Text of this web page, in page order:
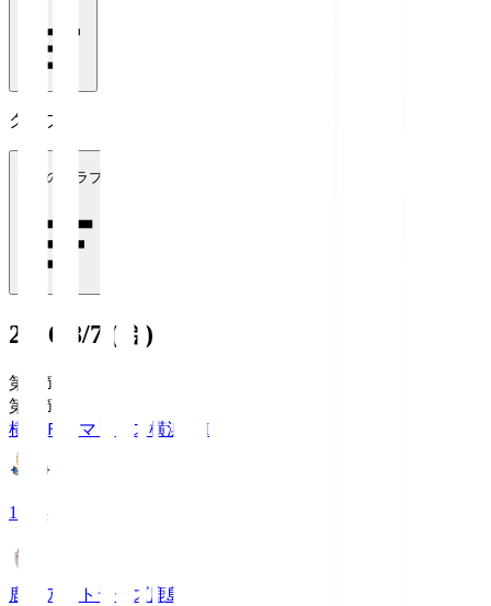
クラブ
全てのクラブ
2026/8/7 (金)
第1節
第1節
横浜Ｆ・マリノス横浜FM
19:25
鹿島アントラーズ鹿島